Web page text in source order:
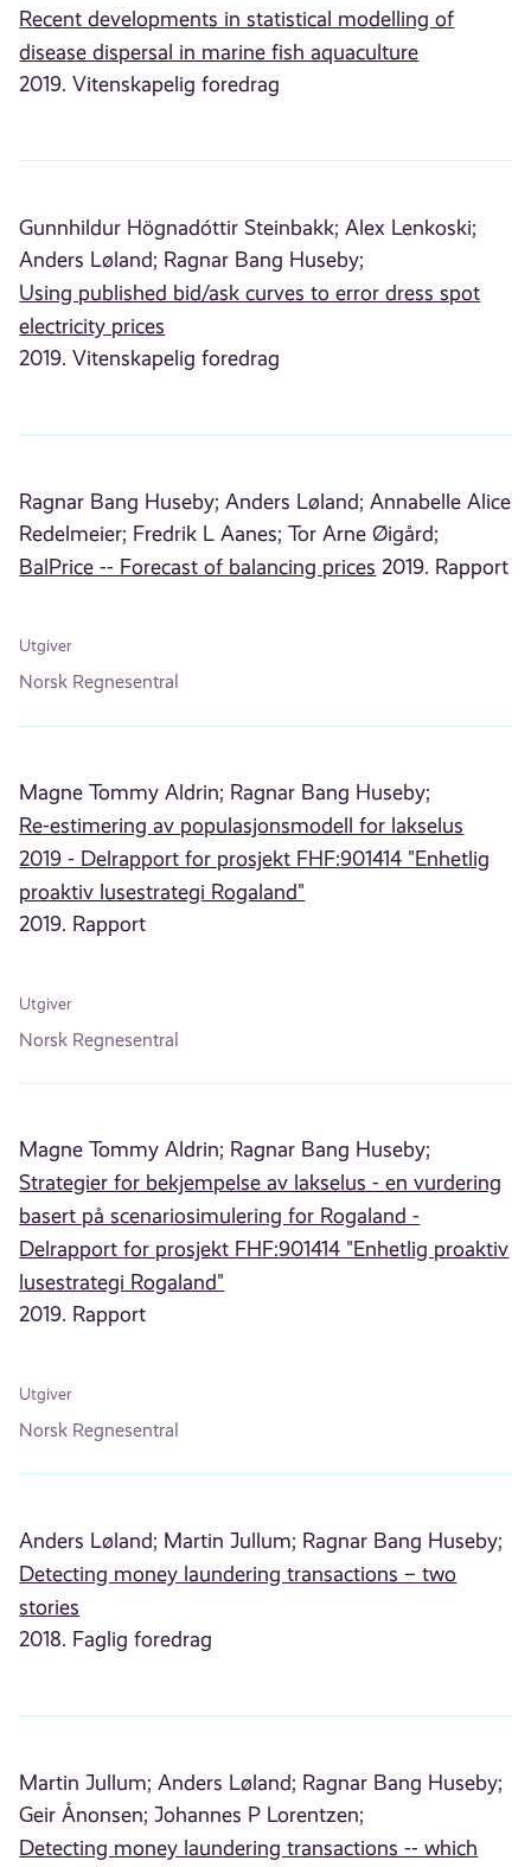
Recent developments in statistical modelling of
disease dispersal in marine fish aquaculture
2019. Vitenskapelig foredrag
Gunnhildur Högnadóttir Steinbakk; Alex Lenkoski;
Anders Løland; Ragnar Bang Huseby;
Using published bid/ask curves to error dress spot
electricity prices
2019. Vitenskapelig foredrag
Ragnar Bang Huseby; Anders Løland; Annabelle Alice
Redelmeier; Fredrik L Aanes; Tor Arne Øigård;
BalPrice -- Forecast of balancing prices 2019. Rapport
Utgiver
Norsk Regnesentral
Magne Tommy Aldrin; Ragnar Bang Huseby;
Re-estimering av populasjonsmodell for lakselus
2019 - Delrapport for prosjekt FHF:901414 "Enhetlig
proaktiv lusestrategi Rogaland"
2019. Rapport
Utgiver
Norsk Regnesentral
Magne Tommy Aldrin; Ragnar Bang Huseby;
Strategier for bekjempelse av lakselus - en vurdering
basert på scenariosimulering for Rogaland -
Delrapport for prosjekt FHF:901414 "Enhetlig proaktiv
lusestrategi Rogaland"
2019. Rapport
Utgiver
Norsk Regnesentral
Anders Løland; Martin Jullum; Ragnar Bang Huseby;
Detecting money laundering transactions – two
stories
2018. Faglig foredrag
Martin Jullum; Anders Løland; Ragnar Bang Huseby;
Geir Ånonsen; Johannes P Lorentzen;
Detecting money laundering transactions -- which